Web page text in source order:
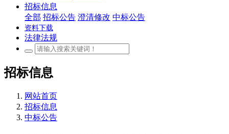
招标信息
全部 招标公告 澄清修改 中标公告
资料下载
法律法规
招标信息
网站首页
招标信息
中标公告